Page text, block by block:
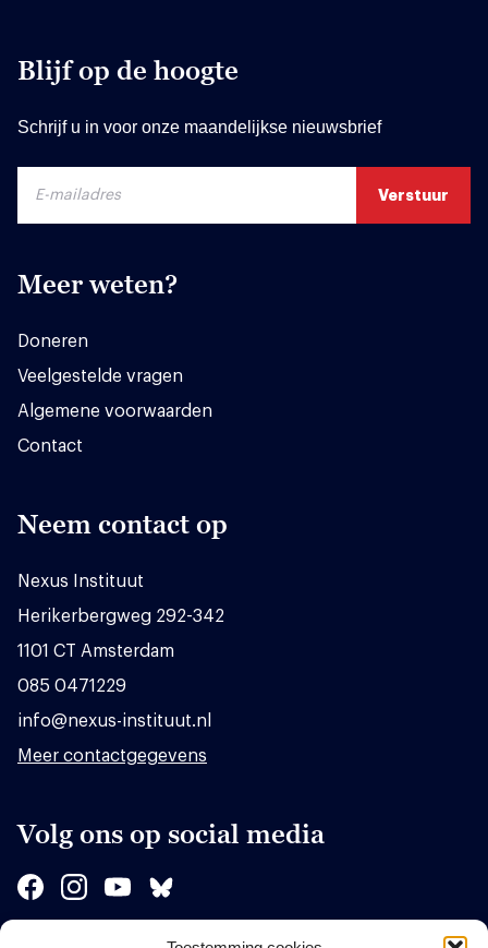
Blijf op de hoogte
Schrijf u in voor onze maandelijkse nieuwsbrief
Meer weten?
Doneren
Veelgestelde vragen
Algemene voorwaarden
Contact
Neem contact op
Nexus Instituut
Herikerbergweg 292-342
1101 CT Amsterdam
085 0471229
info@nexus-instituut.nl
Meer contactgegevens
Volg ons op social media